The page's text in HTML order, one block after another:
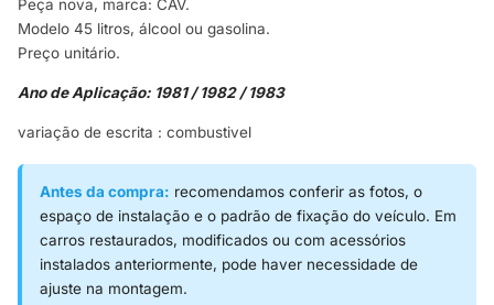
Peça nova, marca: CAV.
Modelo 45 litros, álcool ou gasolina.
Preço unitário.
Ano de Aplicação: 1981 / 1982 / 1983
variação de escrita : combustivel
Antes da compra: recomendamos conferir as fotos, o
espaço de instalação e o padrão de fixação do veículo. Em
carros restaurados, modificados ou com acessórios
instalados anteriormente, pode haver necessidade de
ajuste na montagem.